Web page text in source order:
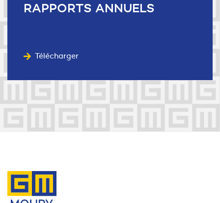
RAPPORTS ANNUELS
Télécharger
Contactez-nous